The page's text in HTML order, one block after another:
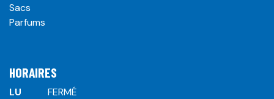
Sacs
Parfums
HORAIRES
LU
​ ​FERMÉ